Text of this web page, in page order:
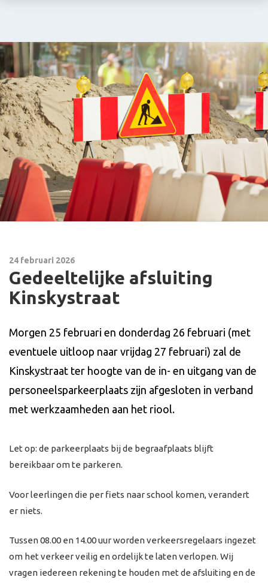
24 februari 2026
Gedeeltelijke afsluiting
Kinskystraat
Morgen 25 februari en donderdag 26 februari (met
eventuele uitloop naar vrijdag 27 februari) zal de
Kinskystraat ter hoogte van de in- en uitgang van de
personeelsparkeerplaats zijn afgesloten in verband
met werkzaamheden aan het riool.
Let op: de parkeerplaats bij de begraafplaats blijft
bereikbaar om te parkeren.
Voor leerlingen die per fiets naar school komen, verandert
er niets.
Tussen 08.00 en 14.00 uur worden verkeersregelaars ingezet
om het verkeer veilig en ordelijk te laten verlopen. Wij
vragen iedereen rekening te houden met de afsluiting en de